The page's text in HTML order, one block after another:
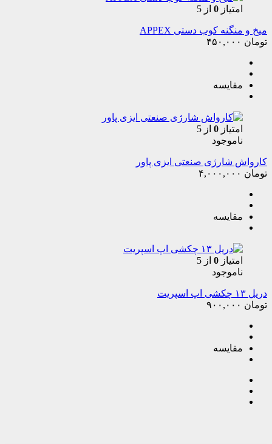
امتیاز 0 از 5
میخ و منگنه کوب دستی APPEX
تومان
مقایسه
امتیاز 0 از 5
ناموجود
کارواش شارژی صنعتی ایزی پاور
تومان
مقایسه
امتیاز 0 از 5
ناموجود
دریل ۱۳ چکشی اپ اسپریت
تومان
مقایسه